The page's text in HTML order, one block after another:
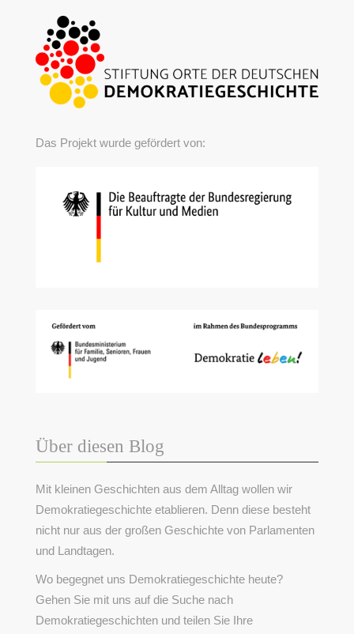
Das Projekt wurde gefördert von:
Über diesen Blog
Mit kleinen Geschichten aus dem Alltag wollen wir
Demokratiegeschichte etablieren. Denn diese besteht
nicht nur aus der großen Geschichte von Parlamenten
und Landtagen.
Wo begegnet uns Demokratiegeschichte heute?
Gehen Sie mit uns auf die Suche nach
Demokratiegeschichten und teilen Sie Ihre